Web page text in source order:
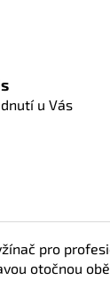
u Vás
pro
otočnou